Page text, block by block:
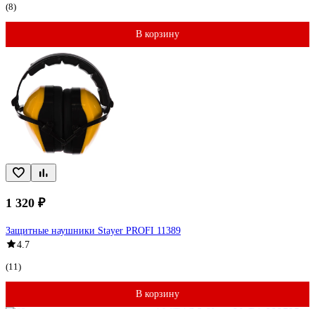
(8)
В корзину
1 320 ₽
Защитные наушники Stayer PROFI 11389
4.7
(11)
В корзину